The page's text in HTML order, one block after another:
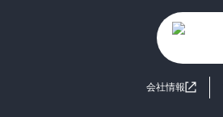
会社情報